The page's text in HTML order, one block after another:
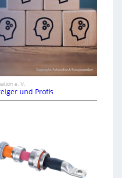
e. V.
und Profis